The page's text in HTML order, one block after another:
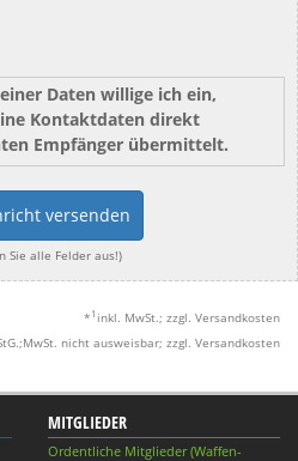
Daten willige ich ein,
Kontaktdaten direkt
Empfänger übermittelt.
versenden
Sie alle Felder aus!)
* 1 inkl. MwSt.; zzgl. Versandkosten
nicht ausweisbar; zzgl. Versandkosten
MITGLIEDER
Ordentliche Mitglieder (Waffen-